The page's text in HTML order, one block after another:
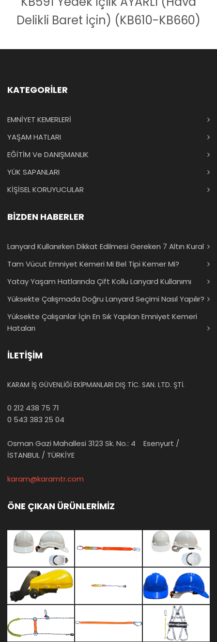
Delikli Baret İçin) (KB610-KB660)
KATEGORİLER
EMNİYET KEMERLERİ
YAŞAM HATLARI
EĞİTİM Ve DANIŞMANLIK
YÜK SAPANLARI
KİŞİSEL KORUYUCULAR
BİZDEN HABERLER
Lanyard Kullanırken Dikkat Edilmesi Gereken 7 Altın Kural
Tam Vücut Emniyet Kemeri Mi Bel Tipi Kemer Mi?
Yatay Yaşam Hatlarında Çift Kollu Lanyard Kullanımı
Yüksekte Çalışmada Doğru Lanyard Seçimi Nasıl Yapılır?
Yüksekte Çalışanlar İçin En Sık Yapılan Emniyet Kemeri
Hataları
İLETİŞİM
KARAM İŞ GÜVENLİĞİ EKİPMANLARI DIŞ TİC. SAN. LTD. ŞTİ.
0 212 438 75 71
0 543 383 25 04
Osman Gazi Mahallesi 3123 Sk. No.: 4 Esenyurt /
İSTANBUL / TÜRKİYE
karam@karamtr.com
ÖNE ÇIKAN ÜRÜNLERİMİZ